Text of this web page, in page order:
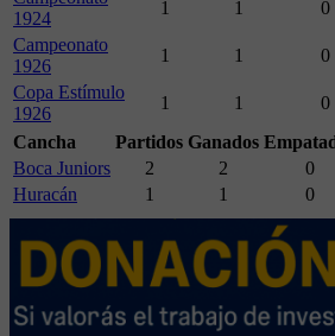
1924
1 1 0
Campeonato
1926
1 1 0
Copa Estímulo
1926
1 1 0
Cancha
Partidos Ganados
Boca Juniors
2 2 0
Huracán
1 1 0